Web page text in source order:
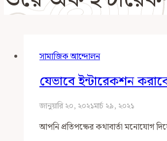
সামাজিক আন্দোলন
যেভাবে ইন্টারেকশন
জানুয়ারি ২০, ২০২১মার্চ ২৯, ২০২১
আপনি প্রতিপক্ষের কথাবার্তা মনোযোগ